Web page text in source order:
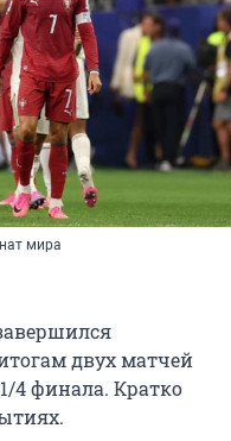
мира
двух матчей
4 финала. Кратко